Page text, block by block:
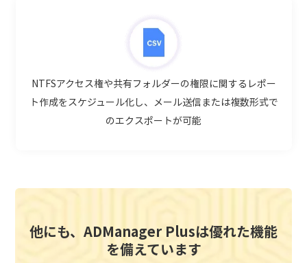
NTFSアクセス権や共有フォルダーの権限に関するレポー
ト作成をスケジュール化し、 メール送信または複数形式で
のエクスポートが可能
他にも、ADManager Plusは優れた機能
を備えています